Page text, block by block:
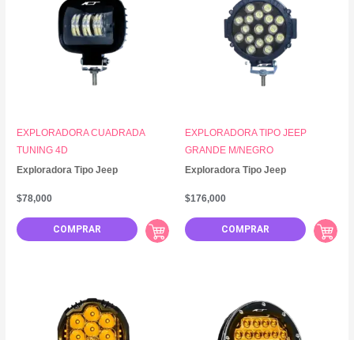
Exploradora Tipo Jeep
EXPLORADORA CUADRADA
TUNING 4D
COMPRAR
$78,000
Exploradora Tipo Jeep
EXPLORADORA TIPO JEEP
GRANDE M/NEGRO
COMPRAR
$176,000